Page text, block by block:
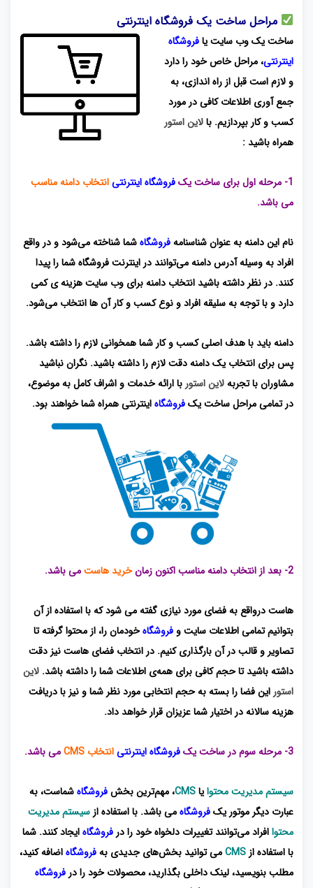
مراحل ساخت یک فروشگاه اینترنتی
ساخت یک وب سایت یافروشگاه
اینترنتی، مراحل خاص خود را دارد
و لازم است قبل از راه اندازی، به
جمع آوری اطلاعات کافی در مورد
کسب و کار بپردازیم. بالاین استور
همراه باشید :
1- مرحله اول برای ساخت یک فروشگاه اینترنتیانتخاب دامنه مناسب
می باشد.
نام این دامنه به عنوان شناسنامهفروشگاهشما شناخته می‌شود و در واقع
افراد به وسیله آدرس دامنه می‌توانند در اینترنت فروشگاه شما را پیدا
کنند. در نظر داشته باشید انتخاب دامنه برای وب سایت هزینه ی کمی
دارد و با توجه به سلیقه افراد و نوع کسب و کار آن ها انتخاب می‌شود.
دامنه باید با هدف اصلی کسب و کار شما همخوانی لازم را داشته باشد.
پس برای انتخاب یک دامنه دقت لازم را داشته باشید. نگران نباشید
مشاوران با تجربهلاین استور با ارائه خدمات و اشراف کامل به موضوع،
در تمامی مراحل ساخت یکفروشگاهاینترنتی همراه شما خواهند بود.
2- بعد از انتخاب دامنه مناسب اکنون زمان خرید هاستمی باشد.
هاست درواقع به فضای مورد نیازی گفته می شود که با استفاده از آن
بتوانیم تمامی اطلاعات سایت و فروشگاهخودمان را، از محتوا گرفته تا
تصاویر و قالب در آن بارگذاری کنیم. در انتخاب فضای هاست نیز دقت
داشته باشید تا حجم کافی برای همه‌ی اطلاعات شما را داشته باشد. لاین
استور این فضا را بسته به حجم انتخابی مورد نظر شما و نیز با دریافت
هزینه سالانه در اختیار شما عزیزان قرار خواهد داد.
3- مرحله سوم در ساخت یک فروشگاه اینترنتیانتخاب CMS می باشد.
سیستم مدیریت محتوایاCMS، مهم‌ترین بخشفروشگاهشماست، به
عبارت دیگر موتور یکفروشگاهمی باشد. با استفاده از سیستم مدیریت
محتواافراد می‌توانند تغییرات دلخواه خود را در فروشگاهایجاد کنند. شما
با استفاده از CMSمی توانید بخش‌های جدیدی بهفروشگاهاضافه کنید،
مطلب بنویسید، لینک داخلی بگذارید، محصولات خود را در فروشگاه